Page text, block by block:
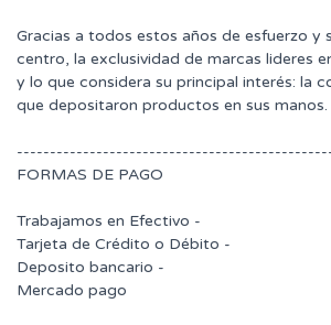
Gracias a todos estos años de esfuerzo y
centro, la exclusividad de marcas lideres
y lo que considera su principal interés: la
que depositaron productos en sus manos.
FORMAS DE PAGO
Trabajamos en Efectivo -
Tarjeta de Crédito o Débito -
Deposito bancario -
Mercado pago